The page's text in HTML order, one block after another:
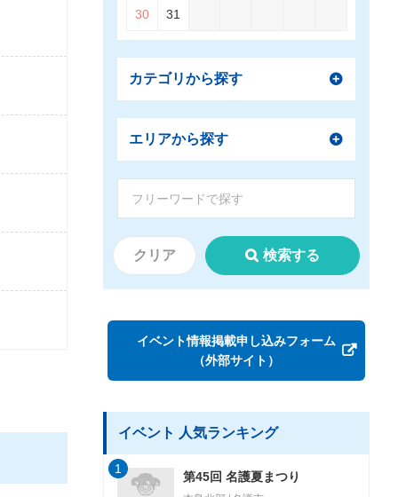
30 31
カテゴリから探す
エリアから探す
クリア 検索する
イベント情報掲載申し込みフォーム
（外部サイト）
イベント 人気ランキング
第45回 名護夏まつり
1